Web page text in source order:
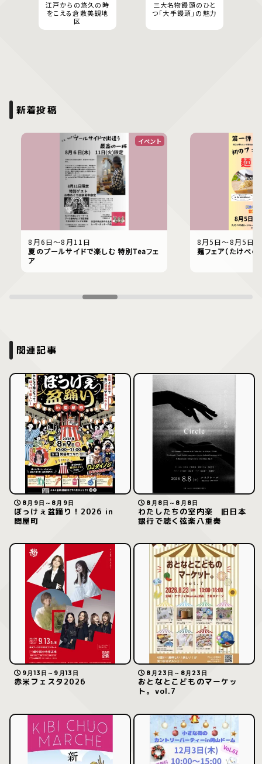
江戸からの悠久の時
をこえる倉敷美観地
区
三大名物饅頭のひと
つ「大手饅頭」の魅力
新着投稿
イベント
8月6日〜8月11日
夏のプールサイドで楽しむ 特別Teaフェ
ア
8月5日〜8月5日
麺フェア（たけべ
関連記事
8月9日～8月9日
ぼっけぇ盆踊り！2026 in
問屋町
8月8日～8月8日
わたしたちの室内楽 旧日本
銀行で聴く弦楽八重奏
9月13日～9月13日
赤米フェスタ2026
8月23日～8月23日
おとなとこどものマーケッ
ト。vol.7